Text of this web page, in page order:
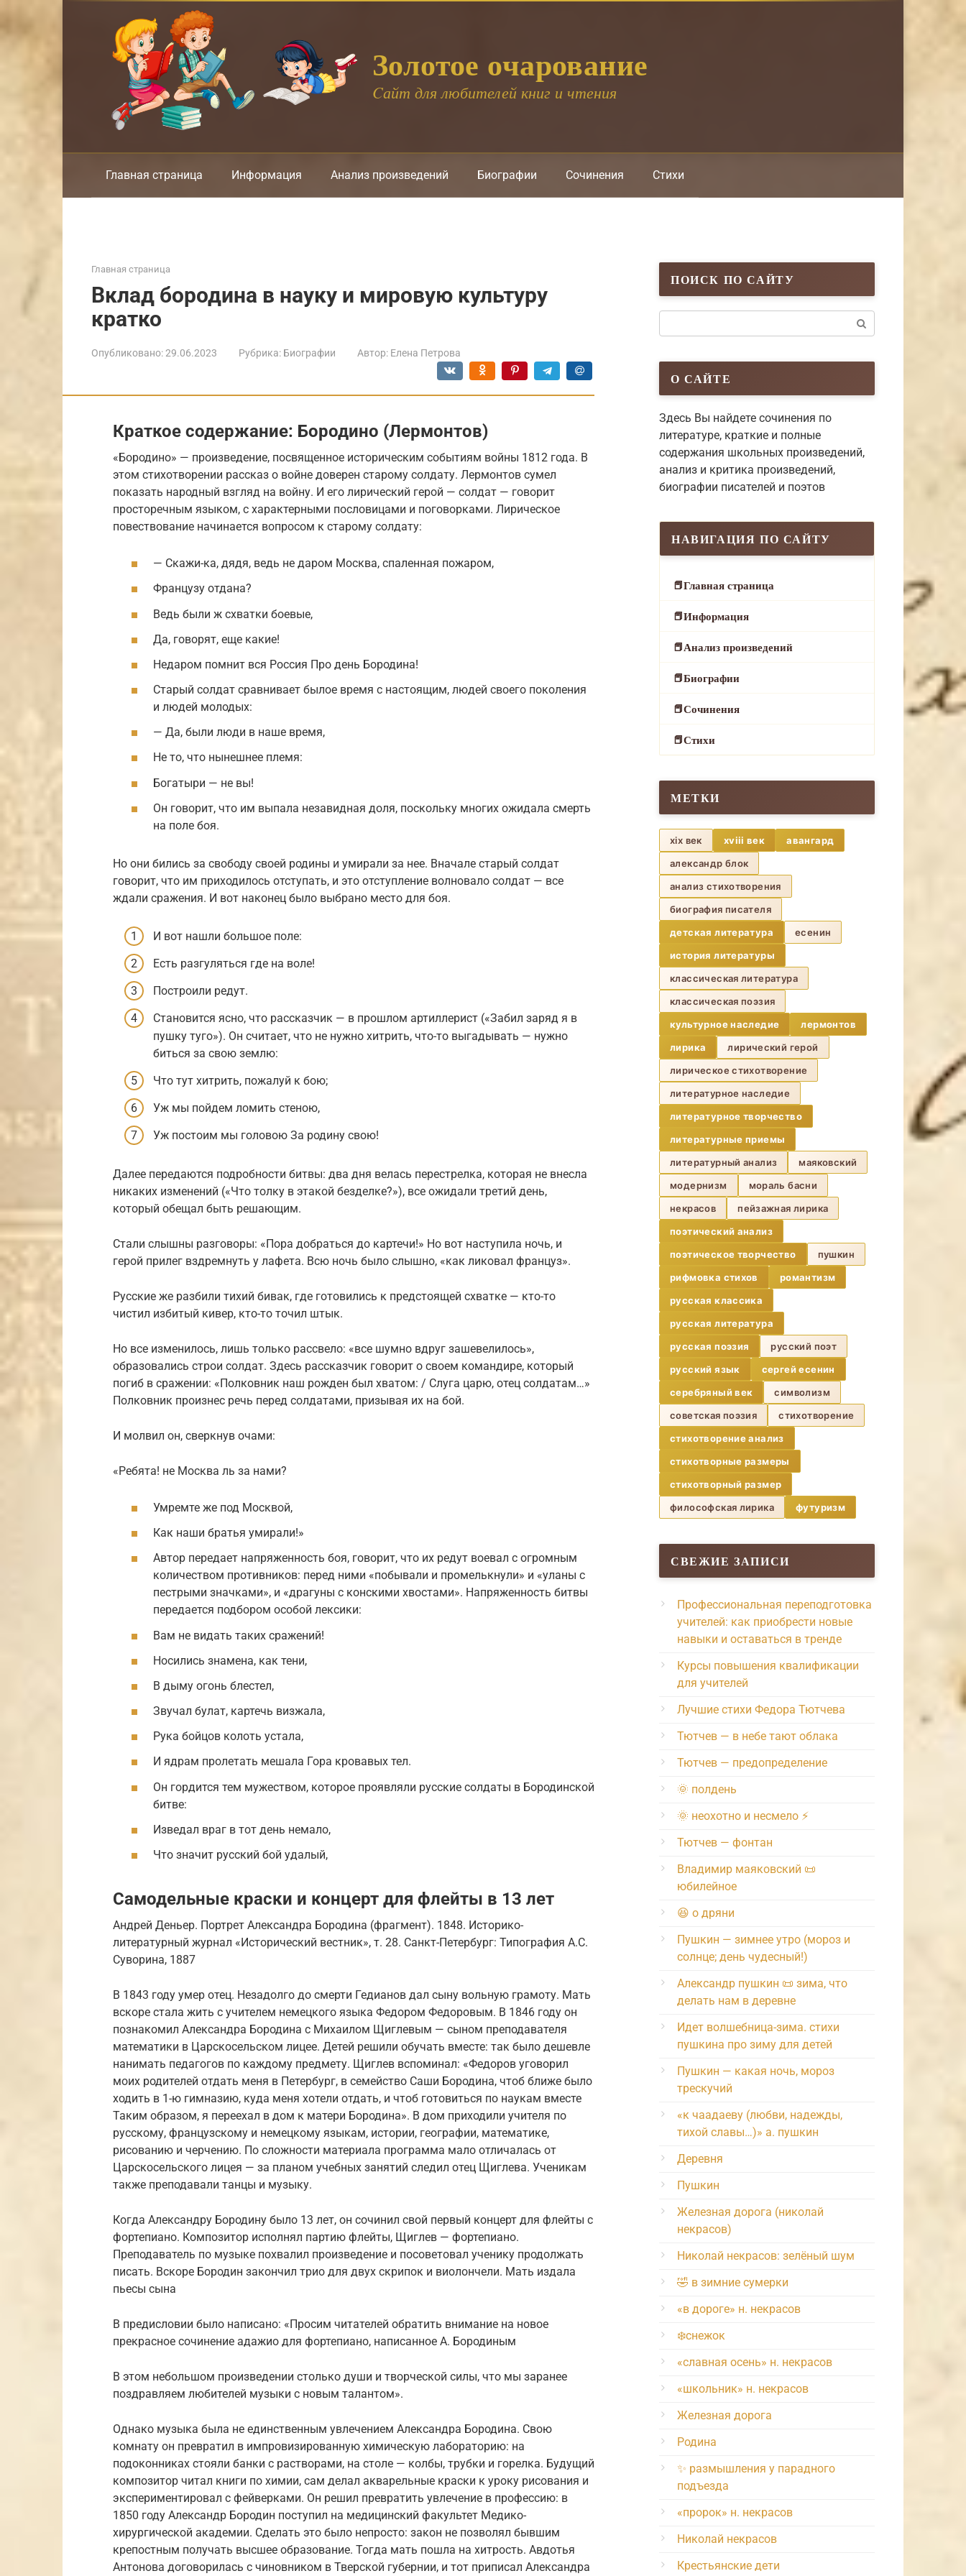
Золотое очарование
Cайт для любителей книг и чтения
Главная страница Информация Анализ произведений Биографии Сочинения Стихи
Главная страница
Вклад бородина в науку и мировую культуру
кратко
Опубликовано:29.06.2023 Рубрика: Биографии Автор: Елена Петрова
Краткое содержание: Бородино (Лермонтов)
«Бородино» — произведение, посвященное историческим событиям войны 1812 года. В
этом стихотворении рассказ о войне доверен старому солдату. Лермонтов сумел
показать на­родный взгляд на войну. И его лирический ге­рой — солдат — говорит
просторечным языком, с характерными пословицами и поговорками. Лирическое
повествование начинается вопросом к старому солдату:
— Скажи-ка, дядя, ведь не даром Москва, спаленная пожаром,
Французу отдана?
Ведь были ж схватки боевые,
Да, говорят, еще какие!
Недаром помнит вся Россия Про день Бородина!
Старый солдат сравнивает былое время с на­стоящим, людей своего поколения
и людей мо­лодых:
— Да, были люди в наше время,
Не то, что нынешнее племя:
Богатыри — не вы!
Он говорит, что им выпала незавидная доля, поскольку многих ожидала смерть
на поле боя.
Но они бились за свободу своей родины и умира­ли за нее. Вначале старый солдат
говорит, что им приходилось отступать, и это отступление вол­новало солдат — все
ждали сражения. И вот на­конец было выбрано место для боя.
И вот нашли большое поле:
Есть разгуляться где на воле!
Построили редут.
Становится ясно, что рассказчик — в прошлом артиллерист («Забил заряд я в
пушку туго»). Он считает, что не нужно хитрить, что-то выгады­вать — нужно
биться за свою землю:
Что тут хитрить, пожалуй к бою;
Уж мы пойдем ломить стеною,
Уж постоим мы головою За родину свою!
Далее передаются подробности битвы: два дня велась перестрелка, которая не внесла
никаких изменений («Что толку в этакой безделке?»), все ожидали третий день,
который обещал быть ре­шающим.
Стали слышны разговоры: «Пора до­браться до картечи!» Но вот наступила ночь, и
герой прилег вздремнуть у лафета. Всю ночь было слышно, «как ликовал француз».
Русские же разбили тихий бивак, где готовились к пред­стоящей схватке — кто-то
чистил избитый ки­вер, кто-то точил штык.
Но все изменилось, лишь только рассвело: «все шумно вдруг зашевелилось»,
образовались строи солдат. Здесь рассказчик говорит о своем командире, который
погиб в сражении: «Пол­ковник наш рожден был хватом: / Слуга царю, отец солдатам…»
Полковник произнес речь пе­ред солдатами, призывая их на бой.
И молвил он, сверкнув очами:
«Ребята! не Москва ль за нами?
Умремте же под Москвой,
Как наши братья умирали!»
Автор передает напряженность боя, говорит, что их редут воевал с огромным
количеством про­тивников: перед ними «побывали и промелькну­ли» и «уланы с
пестрыми значками», и «драгу­ны с конскими хвостами». Напряженность битвы
передается подбором особой лексики:
Вам не видать таких сражений!
Носились знамена, как тени,
В дыму огонь блестел,
Звучал булат, картечь визжала,
Рука бойцов колоть устала,
И ядрам пролетать мешала Гора кровавых тел.
Он гордится тем мужеством, которое проявля­ли русские солдаты в Бородинской
битве:
Изведал враг в тот день немало,
Что значит русский бой удалый,
Самодельные краски и концерт для флейты в 13 лет
Андрей Деньер. Портрет Александра Бородина (фрагмент). 1848. Историко-
литературный журнал «Исторический вестник», т. 28. Санкт-Петербург: Типография А.С.
Суворина, 1887
В 1843 году умер отец. Незадолго до смерти Гедианов дал сыну вольную грамоту. Мать
вскоре стала жить с учителем немецкого языка Федором Федоровым. В 1846 году он
познакомил Александра Бородина с Михаилом Щиглевым — сыном преподавателя
математики в Царскосельском лицее. Детей решили обучать вместе: так было дешевле
нанимать педагогов по каждому предмету. Щиглев вспоминал: «Федоров уговорил
моих родителей отдать меня в Петербург, в семейство Саши Бородина, чтоб ближе было
ходить в 1-ю гимназию, куда меня хотели отдать, и чтоб готовиться по наукам вместе
Таким образом, я переехал в дом к матери Бородина». В дом приходили учителя по
русскому, французскому и немецкому языкам, истории, географии, математике,
рисованию и черчению. По сложности материала программа мало отличалась от
Царскосельского лицея — за планом учебных занятий следил отец Щиглева. Ученикам
также преподавали танцы и музыку.
Когда Александру Бородину было 13 лет, он сочинил свой первый концерт для флейты с
фортепиано. Композитор исполнял партию флейты, Щиглев — фортепиано.
Преподаватель по музыке похвалил произведение и посоветовал ученику продолжать
писать. Вскоре Бородин закончил трио для двух скрипок и виолончели. Мать издала
пьесы сына
В предисловии было написано: «Просим читателей обратить внимание на новое
прекрасное сочинение адажио для фортепиано, написанное А. Бородиным
В этом небольшом произведении столько души и творческой силы, что мы заранее
поздравляем любителей музыки с новым талантом».
Однако музыка была не единственным увлечением Александра Бородина. Свою
комнату он превратил в импровизированную химическую лабораторию: на
подоконниках стояли банки с растворами, на столе — колбы, трубки и горелка. Будущий
композитор читал книги по химии, сам делал акварельные краски к уроку рисования и
экспериментировал с фейверками. Он решил превратить увлечение в профессию: в
1850 году Александр Бородин поступил на медицинский факультет Медико-
хирургической академии. Сделать это было непросто: закон не позволял бывшим
крепостным получать высшее образование. Тогда мать пошла на хитрость. Авдотья
Антонова договорилась с чиновником в Тверской губернии, и тот приписал Александра
ПОИСК ПО САЙТУ
О САЙТЕ
Здесь Вы найдете сочинения по
литературе, краткие и полные
содержания школьных произведений,
анализ и критика произведений,
биографии писателей и поэтов
НАВИГАЦИЯ ПО САЙТУ
Главная страница
Информация
Анализ произведений
Биографии
Сочинения
Стихи
МЕТКИ
xix век xviii век
авангард
александр блок
анализ стихотворения
биография писателя
детская литература
есенин
история литературы
классическая литература
классическая поэзия
культурное наследие
лермонтов
лирика
лирический герой
лирическое стихотворение
литературное наследие
литературное творчество
литературные приемы
литературный анализ
маяковский
модернизм
мораль басни
некрасов
пейзажная лирика
поэтический анализ
поэтическое творчество
пушкин
рифмовка стихов
романтизм
русская классика
русская литература
русская поэзия
русский поэт
русский язык
сергей есенин
серебряный век
символизм
советская поэзия
стихотворение
стихотворение анализ
стихотворные размеры
стихотворный размер
философская лирика
футуризм
СВЕЖИЕ ЗАПИСИ
Профессиональная переподготовка
учителей: как приобрести новые
навыки и оставаться в тренде
Курсы повышения квалификации
для учителей
Лучшие стихи Федора Тютчева
Тютчев — в небе тают облака
Тютчев — предопределение
🌞 полдень
🌞 неохотно и несмело ⚡️
Тютчев — фонтан
Владимир маяковский 📜
юбилейное
😆 о дряни
Пушкин — зимнее утро (мороз и
солнце; день чудесный!)
Александр пушкин 📜 зима, что
делать нам в деревне
Идет волшебница-зима. стихи
пушкина про зиму для детей
Пушкин — какая ночь, мороз
трескучий
«к чаадаеву (любви, надежды,
тихой славы…)» а. пушкин
Деревня
Пушкин
Железная дорога (николай
некрасов)
Николай некрасов: зелёный шум
🤣 в зимние сумерки
«в дороге» н. некрасов
❄️снежок
«славная осень» н. некрасов
«школьник» н. некрасов
Железная дорога
Родина
✨ размышления у парадного
подъезда
«пророк» н. некрасов
Николай некрасов
Крестьянские дети